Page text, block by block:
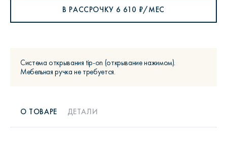
В РАССРОЧКУ 6 610 ₽/МЕС
Система открывания tip-on (открывание нажимом).
Мебельная ручка не требуется.
О ТОВАРЕ ДЕТАЛИ